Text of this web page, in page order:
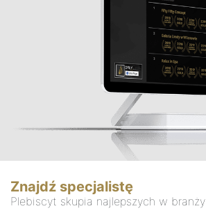
Znajdź specjalistę
Plebiscyt skupia najlepszych w branży